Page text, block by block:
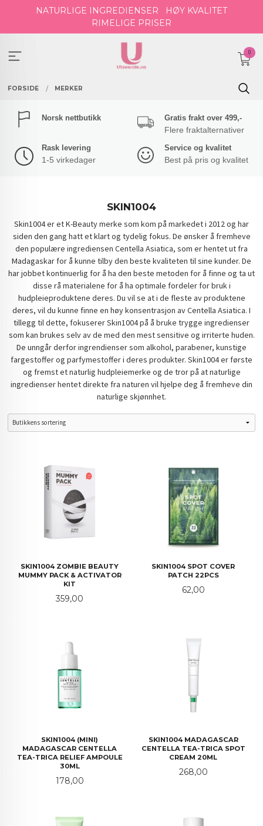
NATURLIGE INGREDIENSER
HØY KVALITET
RIMELIGE PRISER
0
FORSIDE MERKER
Norsk nettbutikk Gratis frakt over 499,-
Flere fraktalternativer
Rask levering
1-5 virkedager
Service og kvalitet
Best på pris og kvalitet
SKIN1004
Skin1004 er et K-Beauty merke som kom på markedet i 2012 og har
siden den gang hatt et klart og tydelig fokus. De ønsker å fremheve
den populære ingrediensen Centella Asiatica, som er hentet ut fra
Madagaskar for å kunne tilby den beste kvaliteten til sine kunder. De
har jobbet kontinuerlig for å ha den beste metoden for å finne og ta ut
disse rå materialene for å ha optimale fordeler for bruk i
hudpleieproduktene deres. Du vil se at i de fleste av produktene
deres, vil du kunne finne en høy konsentrasjon av Centella Asiatica. I
tillegg til dette, fokuserer Skin1004 på å bruke trygge ingredienser
som kan brukes selv av de med den mest sensitive og irriterte huden.
De unngår derfor ingrendienser som alkohol, parabener, kunstige
fargestoffer og parfymestoffer i deres produkter. Skin1004 er første
og fremst et naturlig hudpleiemerke og de tror på at naturlige
ingredienser hentet direkte fra naturen vil hjelpe deg å fremheve din
naturlige skjønnhet.
SKIN1004 ZOMBIE BEAUTY
MUMMY PACK & ACTIVATOR
KIT
Pris
359,00
SKIN1004 SPOT COVER
PATCH 22PCS
Pris
62,00
SKIN1004 (MINI)
MADAGASCAR CENTELLA
TEA-TRICA RELIEF AMPOULE
30ML
Pris
178,00
SKIN1004 MADAGASCAR
CENTELLA TEA-TRICA SPOT
CREAM 20ML
Pris
268,00